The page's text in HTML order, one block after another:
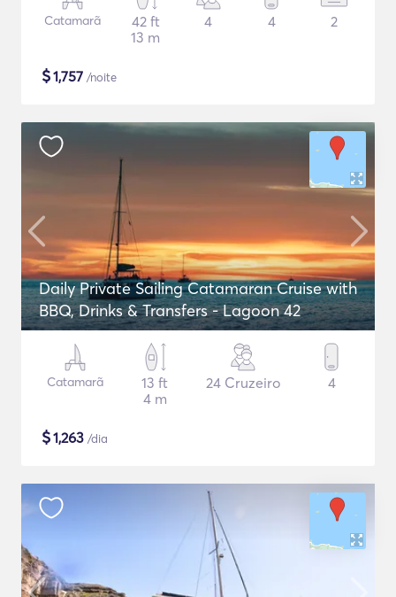
Catamarã
42 ft
13 m
4 4 2
$1,757 /noite
Daily Private Sailing Catamaran Cruise with
BBQ, Drinks & Transfers - Lagoon 42
Catamarã
13 ft
4 m
24 Cruzeiro 4
$1,263 /dia